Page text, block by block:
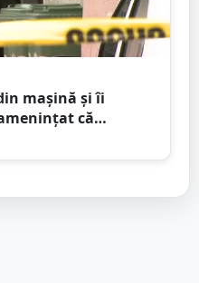
mașină și îi
că